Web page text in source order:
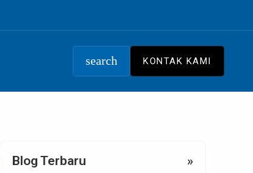
search KONTAK KAMI
Blog Terbaru »